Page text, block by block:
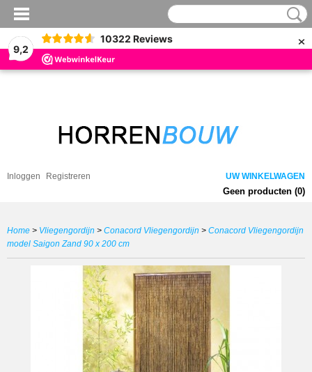
9,2
10322 Reviews ×
Inloggen Registreren UW WINKELWAGEN
Geen producten (0)
Home > Vliegengordijn > Conacord Vliegengordijn > Conacord Vliegengordijn
model Saigon Zand 90 x 200 cm